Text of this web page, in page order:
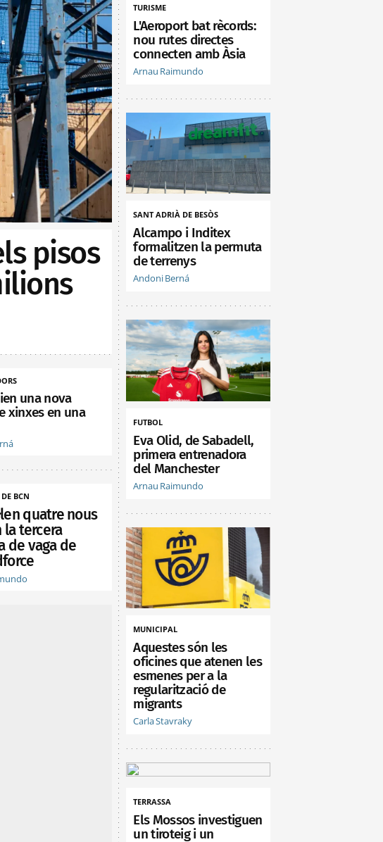
pisos
una nova
xinxes en una
BCN
quatre nous
la tercera
de vaga de
TURISME
L'Aeroport bat rècords:
nou rutes directes
connecten amb Àsia
Arnau Raimundo
SANT ADRIÀ DE BESÒS
Alcampo i Inditex
formalitzen la permuta
de terrenys
Andoni Berná
FUTBOL
Eva Olid, de Sabadell,
primera entrenadora
del Manchester
Arnau Raimundo
MUNICIPAL
Aquestes són les
oficines que atenen les
esmenes per a la
regularització de
migrants
Carla Stavraky
TERRASSA
Els Mossos investiguen
un tiroteig i un